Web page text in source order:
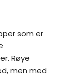
som er
Røye
men med